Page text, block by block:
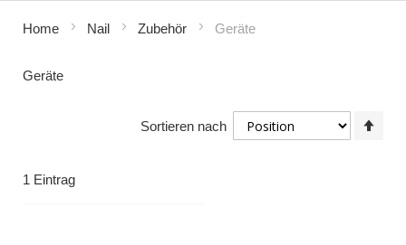
Home Nail Zubehör Geräte
Geräte
1 Eintrag
Sortieren nach